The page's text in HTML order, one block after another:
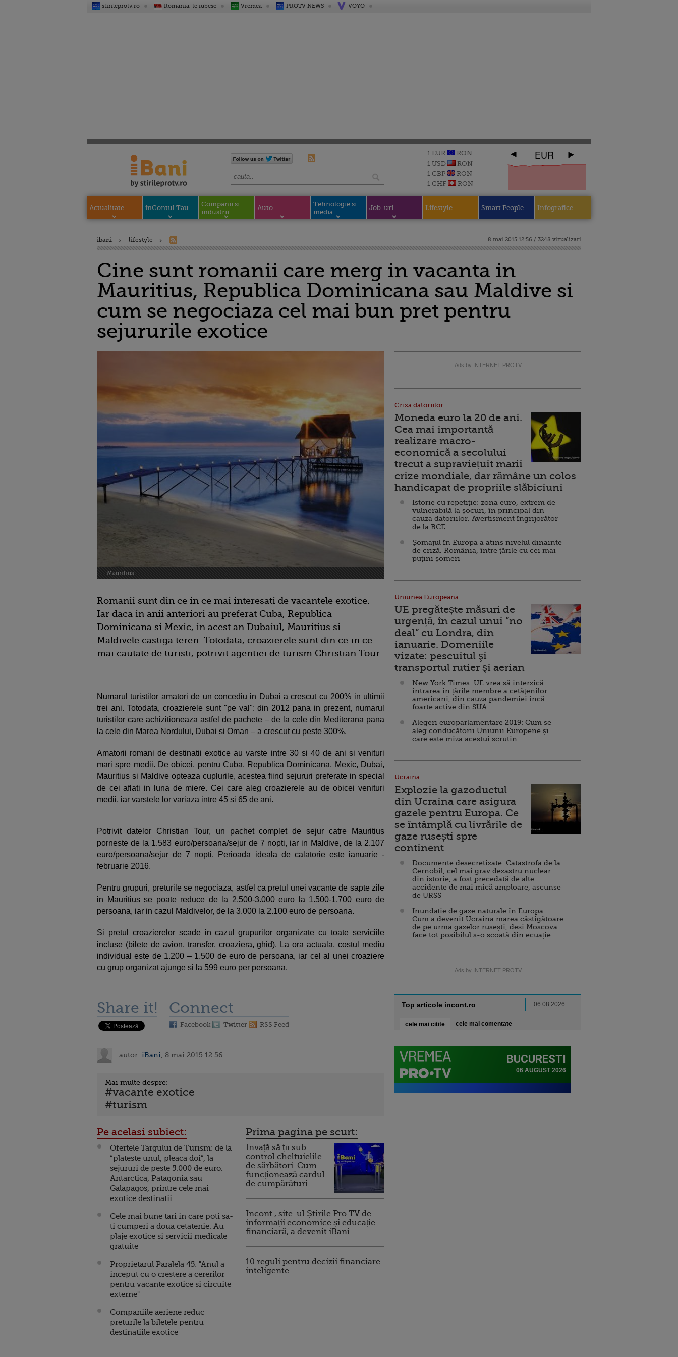
stirileprotv.ro Romania, te iubesc Vremea PROTV NEWS VOYO
1 EUR
RON
1 USD
RON
1 GBP
RON
1 CHF
RON
EUR
Actualitate inContul Tau
Companii si
industrii
Auto
Tehnologie si
media
Job-uri Lifestyle Smart People Infografice
ibani lifestyle 8 mai 2015 12:56 / 3248 vizualizari
Cine sunt romanii care merg in vacanta in
Mauritius, Republica Dominicana sau Maldive si
cum se negociaza cel mai bun pret pentru
sejururile exotice
Mauritius
Romanii sunt din ce in ce mai interesati de vacantele exotice.
Iar daca in anii anteriori au preferat Cuba, Republica
Dominicana si Mexic, in acest an Dubaiul, Mauritius si
Maldivele castiga teren. Totodata, croazierele sunt din ce in ce
mai cautate de turisti, potrivit agentiei de turism Christian Tour.
Numarul turistilor amatori de un concediu in Dubai a crescut cu 200% in ultimii
trei ani. Totodata, croazierele sunt "pe val": din 2012 pana in prezent, numarul
turistilor care achizitioneaza astfel de pachete – de la cele din Mediterana pana
la cele din Marea Nordului, Dubai si Oman – a crescut cu peste 300%.
Amatorii romani de destinatii exotice au varste intre 30 si 40 de ani si venituri
mari spre medii. De obicei, pentru Cuba, Republica Dominicana, Mexic, Dubai,
Mauritius si Maldive opteaza cuplurile, acestea fiind sejururi preferate in special
de cei aflati in luna de miere. Cei care aleg croazierele au de obicei venituri
medii, iar varstele lor variaza intre 45 si 65 de ani.
Potrivit datelor Christian Tour, un pachet complet de sejur catre Mauritius
porneste de la 1.583 euro/persoana/sejur de 7 nopti, iar in Maldive, de la 2.107
euro/persoana/sejur de 7 nopti. Perioada ideala de calatorie este ianuarie -
februarie 2016.
Pentru grupuri, preturile se negociaza, astfel ca pretul unei vacante de sapte zile
in Mauritius se poate reduce de la 2.500-3.000 euro la 1.500-1.700 euro de
persoana, iar in cazul Maldivelor, de la 3.000 la 2.100 euro de persoana.
Si pretul croazierelor scade in cazul grupurilor organizate cu toate serviciile
incluse (bilete de avion, transfer, croaziera, ghid). La ora actuala, costul mediu
individual este de 1.200 – 1.500 de euro de persoana, iar cel al unei croaziere
cu grup organizat ajunge si la 599 euro per persoana.
Share it! Connect
Facebook Twitter RSS Feed
autor: iBani , 8 mai 2015 12:56
Mai multe despre:
#vacante exotice
#turism
Pe acelasi subiect:
Ofertele Targului de Turism: de la
“plateste unul, pleaca doi”, la
sejururi de peste 5.000 de euro.
Antarctica, Patagonia sau
Galapagos, printre cele mai
exotice destinatii
Cele mai bune tari in care poti sa-
ti cumperi a doua cetatenie. Au
plaje exotice si servicii medicale
gratuite
Proprietarul Paralela 45: "Anul a
inceput cu o crestere a cererilor
pentru vacante exotice si circuite
externe"
Companiile aeriene reduc
preturile la biletele pentru
destinatiile exotice
Prima pagina pe scurt:
Invață să ții sub
control cheltuielile
de sărbători. Cum
funcționează cardul
de cumpărături
Incont , site-ul Știrile Pro TV de
informații economice și educație
financiară, a devenit iBani
10 reguli pentru decizii financiare
inteligente
Ads by INTERNET PROTV
Criza datoriilor
Moneda euro la 20 de ani.
Cea mai importantă
realizare macro-
economică a secolului
trecut a supraviețuit marii
crize mondiale, dar rămâne un colos
handicapat de propriile slăbiciuni
Istorie cu repetiție: zona euro, extrem de
vulnerabilă la șocuri, în principal din
cauza datoriilor. Avertisment îngrijorător
de la BCE
Șomajul în Europa a atins nivelul dinainte
de criză. România, între țările cu cei mai
puțini șomeri
Uniunea Europeana
UE pregătește măsuri de
urgență, în cazul unui ”no
deal” cu Londra, din
ianuarie. Domeniile
vizate: pescuitul şi
transportul rutier şi aerian
New York Times: UE vrea să interzică
intrarea în țările membre a cetăţenilor
americani, din cauza pandemiei încă
foarte active din SUA
Alegeri europarlamentare 2019: Cum se
aleg conducătorii Uniunii Europene și
care este miza acestui scrutin
Ucraina
Explozie la gazoductul
din Ucraina care asigura
gazele pentru Europa. Ce
se întâmplă cu livrările de
gaze rusești spre
continent
Documente desecretizate: Catastrofa de la
Cernobîl, cel mai grav dezastru nuclear
din istorie, a fost precedată de alte
accidente de mai mică amploare, ascunse
de URSS
Inundație de gaze naturale în Europa.
Cum a devenit Ucraina marea câștigătoare
de pe urma gazelor rusești, deși Moscova
face tot posibilul s-o scoată din ecuație
Ads by INTERNET PROTV
Top articole incont.ro 06.08.2026
cele mai citite cele mai comentate